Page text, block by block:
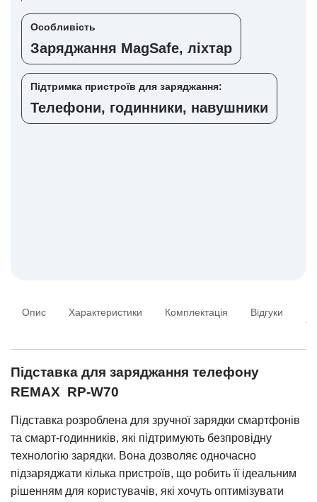
Особливість
Заряджання MagSafe, ліхтар
Підтримка пристроїв для заряджання:
Телефони, годинники, навушники
Опис Характеристики Комплектація Відгуки
та
Підставка для заряджання телефону
REMAX RP-W70
Підставка розроблена для зручної зарядки смартфонів
та смарт-годинників, які підтримують безпровідну
технологію зарядки. Вона дозволяє одночасно
підзаряджати кілька пристроїв, що робить її ідеальним
рішенням для користувачів, які хочуть оптимізувати